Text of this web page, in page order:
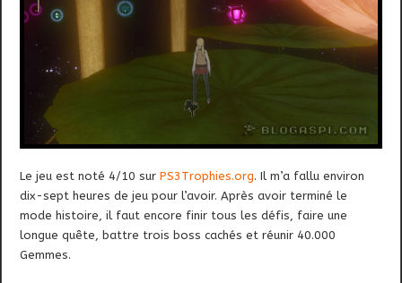
Le jeu est noté 4/10 surPS3Trophies.org. Il m’a fallu environ
dix-sept heures de jeu pour l’avoir. Après avoir terminé le
mode histoire,il faut encore finir tous les défis, faire une
longue quête, battre trois boss cachés et réunir 40.000
Gemmes.